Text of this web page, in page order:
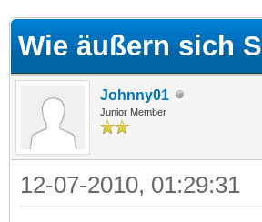
Wie äußern sich
Johnny01
Junior Member
12-07-2010, 01:29:31